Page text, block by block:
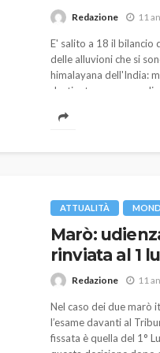
Redazione 11
E' salito a 18 il bilancio
delle alluvioni che si
himalayana dell'India:
destinato ancora a salire.
ATTUALITÀ
Marò:
rinviata al 1
Redazione 11
Nel caso dei due marò
l’esame davanti al
fissata è quella del 1°
prato
Davis: